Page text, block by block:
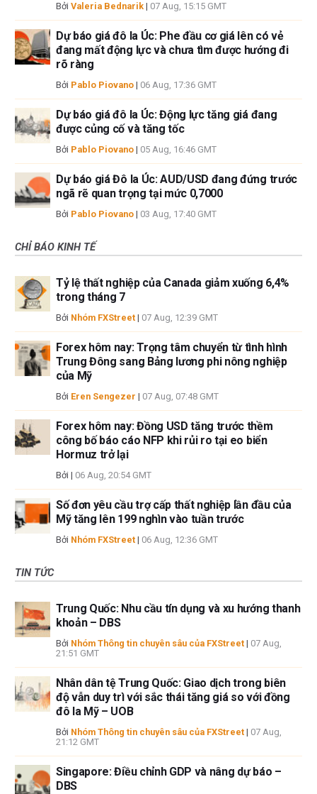
Bởi Valeria Bednarik | 07 Aug, 15:15 GMT
Dự báo giá đô la Úc: Phe đầu cơ giá lên có vẻ
đang mất động lực và chưa tìm được hướng đi
rõ ràng
Bởi Pablo Piovano | 06 Aug, 17:36 GMT
Dự báo giá đô la Úc: Động lực tăng giá đang
được củng cố và tăng tốc
Bởi Pablo Piovano | 05 Aug, 16:46 GMT
Dự báo giá Đô la Úc: AUD/USD đang đứng trước
ngã rẽ quan trọng tại mức 0,7000
Bởi Pablo Piovano | 03 Aug, 17:40 GMT
CHỈ BÁO KINH TẾ
Tỷ lệ thất nghiệp của Canada giảm xuống 6,4%
trong tháng 7
Bởi Nhóm FXStreet | 07 Aug, 12:39 GMT
Forex hôm nay: Trọng tâm chuyển từ tình hình
Trung Đông sang Bảng lương phi nông nghiệp
của Mỹ
Bởi Eren Sengezer | 07 Aug, 07:48 GMT
Forex hôm nay: Đồng USD tăng trước thềm
công bố báo cáo NFP khi rủi ro tại eo biển
Hormuz trở lại
Bởi | 06 Aug, 20:54 GMT
Số đơn yêu cầu trợ cấp thất nghiệp lần đầu của
Mỹ tăng lên 199 nghìn vào tuần trước
Bởi Nhóm FXStreet | 06 Aug, 12:36 GMT
TIN TỨC
Trung Quốc: Nhu cầu tín dụng và xu hướng thanh
khoản – DBS
Bởi Nhóm Thông tin chuyên sâu của FXStreet | 07 Aug,
21:51 GMT
Nhân dân tệ Trung Quốc: Giao dịch trong biên
độ vẫn duy trì với sắc thái tăng giá so với đồng
đô la Mỹ – UOB
Bởi Nhóm Thông tin chuyên sâu của FXStreet | 07 Aug,
21:12 GMT
Singapore: Điều chỉnh GDP và nâng dự báo –
DBS